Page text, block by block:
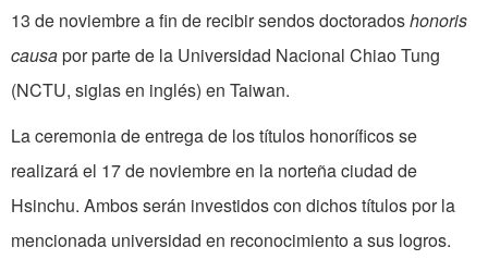
13 de noviembre a fin de recibir sendos doctoradoshonoris
causapor parte de la Universidad Nacional Chiao Tung
(NCTU, siglas en inglés) en Taiwan.
La ceremonia de entrega de los títulos honoríficos se
realizará el 17 de noviembre en la norteña ciudad de
Hsinchu. Ambos serán investidos con dichos títulos por la
mencionada universidad en reconocimiento a sus logros.